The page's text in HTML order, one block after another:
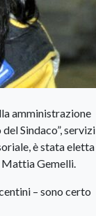
amministrazione
Sindaco”, servizi
è stata eletta
Gemelli.
– sono certo